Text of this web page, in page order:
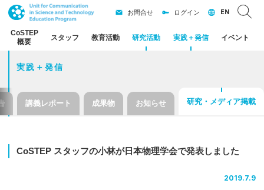
CoSTEP
概要
スタッフ 教育活動 研究活動 実践＋発信 イベント
お問合せ ログイン EN
実践＋発信
講義レポート 成果物 お知らせ 研究・メディア掲載
CoSTEP スタッフの小林が日本物理学会で発表しました
2019.7.9